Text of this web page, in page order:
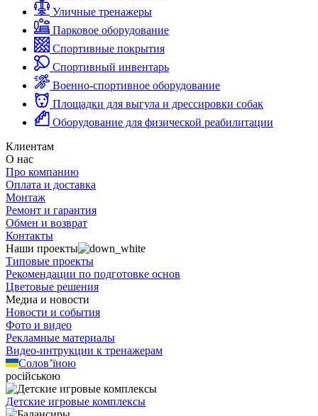
Уличные тренажеры
Парковое оборудование
Спортивные покрытия
Спортивный инвентарь
Военно-спортивное оборудование
Площадки для выгула и дрессировки собак
Оборудование для физической реабилитации
Клиентам
О нас
Про компанию
Оплата и доставка
Монтаж
Ремонт и гарантия
Обмен и возврат
Контакты
Наши проекты
Типовые проекты
Рекомендации по подготовке основ
Цветовые решения
Медиа и новости
Новости и события
Фото и видео
Рекламные материалы
Видео-интрукции к тренажерам
Солов’їною
російською
Детские игровые комплексы